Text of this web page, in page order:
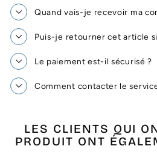
Quand vais-je recevoir ma
Puis-je retourner cet article si
Le paiement est-il sécurisé ?
Comment contacter le
LES CLIENTS QUI
PRODUIT ONT